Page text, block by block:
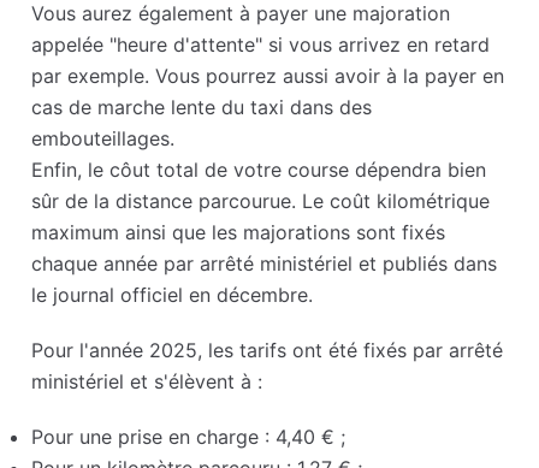
Vous aurez également à payer une majoration
appelée "heure d'attente" si vous arrivez en retard
par exemple. Vous pourrez aussi avoir à la payer en
cas de marche lente du taxi dans des
embouteillages.
Enfin, le côut total de votre course dépendra bien
sûr de la distance parcourue. Le coût kilométrique
maximum ainsi que les majorations sont fixés
chaque année par arrêté ministériel et publiés dans
le journal officiel en décembre.
Pour l'année 2025, les tarifs ont été fixés par arrêté
ministériel et s'élèvent à :
Pour une prise en charge : 4,40 € ;